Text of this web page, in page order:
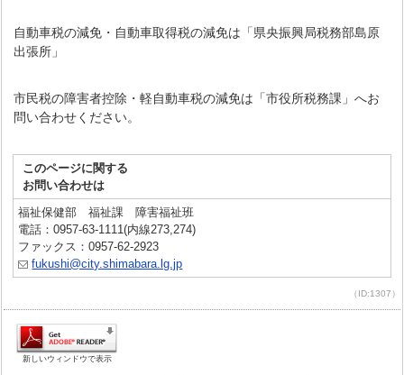
自動車税の減免・自動車取得税の減免は「県央振興局税務部島原
出張所」
市民税の障害者控除・軽自動車税の減免は「市役所税務課」へお
問い合わせください。
このページに関する
お問い合わせは
福祉保健部 福祉課 障害福祉班
電話：0957-63-1111(内線273,274)
ファックス：0957-62-2923
fukushi@city.shimabara.lg.jp
（ID:1307）
新しいウィンドウで表示